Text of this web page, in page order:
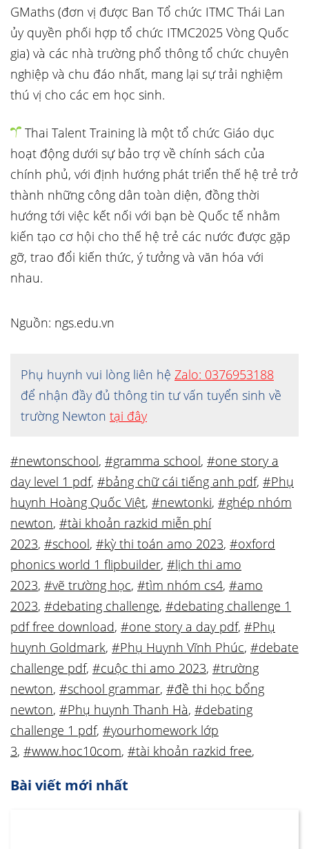
GMaths (đơn vị được Ban Tổ chức ITMC Thái Lan
ủy quyền phối hợp tổ chức ITMC2025 Vòng Quốc
gia) và các nhà trường phổ thông tổ chức chuyên
nghiệp và chu đáo nhất, mang lại sự trải nghiệm
thú vị cho các em học sinh.
Thai Talent Training là một tổ chức Giáo dục
hoạt động dưới sự bảo trợ về chính sách của
chính phủ, với định hướng phát triển thế hệ trẻ trở
thành những công dân toàn diện, đồng thời
hướng tới việc kết nối với bạn bè Quốc tế nhằm
kiến tạo cơ hội cho thế hệ trẻ các nước được gặp
gỡ, trao đổi kiến thức, ý tưởng và văn hóa với
nhau.
Nguồn: ngs.edu.vn
Phụ huynh vui lòng liên hệ Zalo: 0376953188
để nhận đầy đủ thông tin tư vấn tuyển sinh về
trường Newton tại đây
#newtonschool, #gramma school, #one story a
day level 1 pdf, #bảng chữ cái tiếng anh pdf, #Phụ
huynh Hoàng Quốc Việt, #newtonki, #ghép nhóm
newton, #tài khoản razkid miễn phí
2023, #school, #kỳ thi toán amo 2023, #oxford
phonics world 1 flipbuilder, #lịch thi amo
2023, #vẽ trường học, #tìm nhóm cs4, #amo
2023, #debating challenge, #debating challenge 1
pdf free download, #one story a day pdf, #Phụ
huynh Goldmark, #Phụ Huynh Vĩnh Phúc, #debate
challenge pdf, #cuộc thi amo 2023, #trường
newton, #school grammar, #đề thi học bổng
newton, #Phụ huynh Thanh Hà, #debating
challenge 1 pdf, #yourhomework lớp
3, #www.hoc10com, #tài khoản razkid free,
Bài viết mới nhất